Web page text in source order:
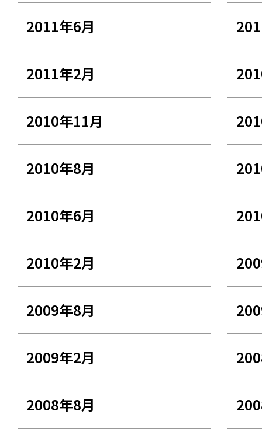
2011年6月
2011年2月
2010年11月
2010年8月
2010年6月
2010年2月
2009年8月
2009年2月
2008年8月